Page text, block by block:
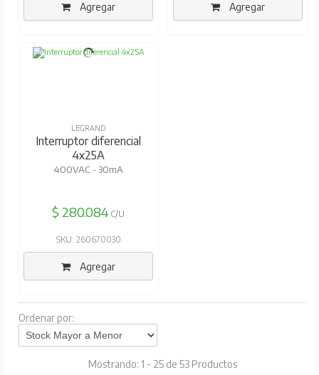
Agregar Agregar
LEGRAND
Interruptor diferencial
4x25A
400VAC - 30mA
$ 280.084 C/U
SKU: 260670030
Agregar
Ordenar por:
Mostrando: 1 - 25 de 53 Productos